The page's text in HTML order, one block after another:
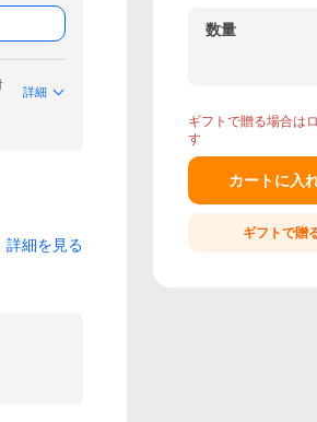
詳細
詳細を見る
数量
ギフトで贈る場合は
す
カートに入
ギフトで贈